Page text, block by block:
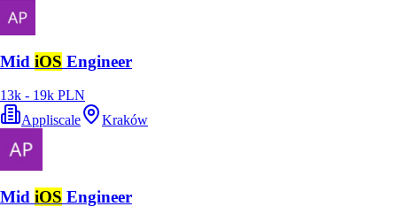
Mid iOS Engineer
13k - 19k PLN
Appliscale
Kraków
Mid iOS Engineer